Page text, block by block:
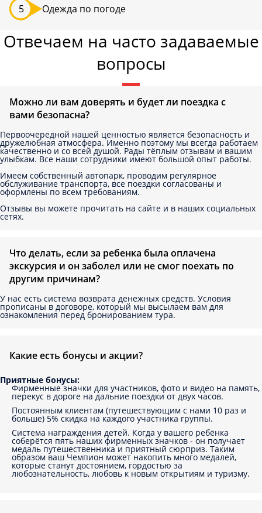
Одежда по погоде
Отвечаем на часто задаваемые
вопросы
Можно ли вам доверять и будет ли поездка с
вами безопасна?
Первоочередной нашей ценностью является безопасность и
дружелюбная атмосфера. Именно поэтому мы всегда работаем
качественно и со всей душой. Рады тёплым отзывам и вашим
улыбкам. Все наши сотрудники имеют большой опыт работы.
Имеем собственный автопарк, проводим регулярное
обслуживание транспорта, все поездки согласованы и
оформлены по всем требованиям.
Отзывы вы можете прочитать на сайте и в наших социальных
сетях.
Что делать, если за ребенка была оплачена
экскурсия и он заболел или не смог поехать по
другим причинам?
У нас есть система возврата денежных средств. Условия
прописаны в договоре, который мы высылаем вам для
ознакомления перед бронированием тура.
Какие есть бонусы и акции?
Приятные бонусы:
Фирменные значки для участников, фото и видео на память,
перекус в дороге на дальние поездки от двух часов.
Постоянным клиентам (путешествующим с нами 10 раз и
больше) 5% скидка на каждого участника группы.
Система награждения детей. Когда у вашего ребёнка
соберётся пять наших фирменных значков - он получает
медаль путешественника и приятный сюрприз. Таким
образом ваш Чемпион может накопить много медалей,
которые станут достоянием, гордостью за
любознательность, любовь к новым открытиям и туризму.